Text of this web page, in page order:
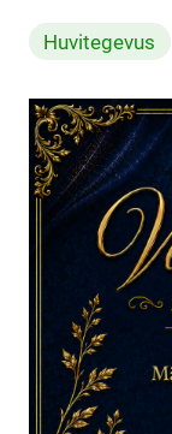
Huvitegevus